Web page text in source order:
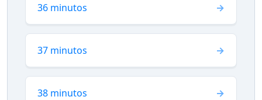
36 minutos
37 minutos
38 minutos